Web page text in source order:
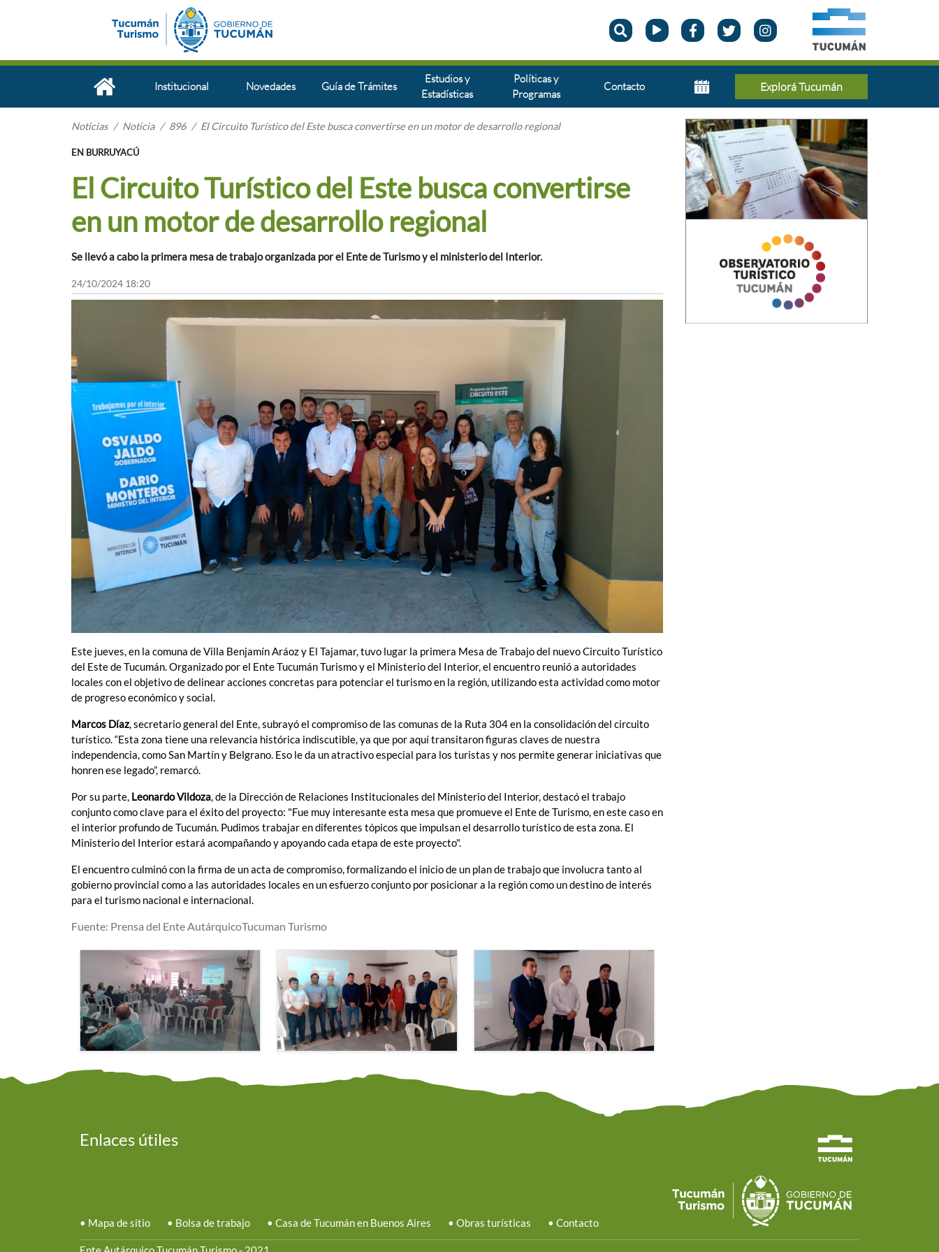
Institucional Novedades Guía de Trámites
Estudios y
Estadísticas
Políticas y
Programas
Contacto Explorá Tucumán
Noticias Noticia 896 El Circuito Turístico del Este busca convertirse en un motor de desarrollo regional
EN BURRUYACÚ
El Circuito Turístico del Este busca convertirse
en un motor de desarrollo regional
Se llevó a cabo la primera mesa de trabajo organizada por el Ente de Turismo y el ministerio del Interior.
24/10/2024 18:20
Este jueves, en la comuna de Villa Benjamín Aráoz y El Tajamar, tuvo lugar la primera Mesa de Trabajo del nuevo Circuito Turístico
del Este de Tucumán. Organizado por el Ente Tucumán Turismo y el Ministerio del Interior, el encuentro reunió a autoridades
locales con el objetivo de delinear acciones concretas para potenciar el turismo en la región, utilizando esta actividad como motor
de progreso económico y social.
Marcos Díaz, secretario general del Ente, subrayó el compromiso de las comunas de la Ruta 304 en la consolidación del circuito
turístico. “Esta zona tiene una relevancia histórica indiscutible, ya que por aquí transitaron figuras claves de nuestra
independencia, como San Martín y Belgrano. Eso le da un atractivo especial para los turistas y nos permite generar iniciativas que
honren ese legado”, remarcó.
Por su parte, Leonardo Vildoza, de la Dirección de Relaciones Institucionales del Ministerio del Interior, destacó el trabajo
conjunto como clave para el éxito del proyecto: "Fue muy interesante esta mesa que promueve el Ente de Turismo, en este caso en
el interior profundo de Tucumán. Pudimos trabajar en diferentes tópicos que impulsan el desarrollo turístico de esta zona. El
Ministerio del Interior estará acompañando y apoyando cada etapa de este proyecto".
El encuentro culminó con la firma de un acta de compromiso, formalizando el inicio de un plan de trabajo que involucra tanto al
gobierno provincial como a las autoridades locales en un esfuerzo conjunto por posicionar a la región como un destino de interés
para el turismo nacional e internacional.
Fuente: Prensa del Ente AutárquicoTucuman Turismo
Enlaces útiles
• Mapa de sitio • Bolsa de trabajo • Casa de Tucumán en Buenos Aires • Obras turísticas • Contacto